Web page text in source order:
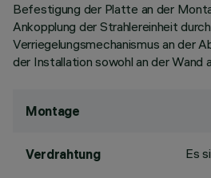
Befestigung der Platte an der
Ankopplung der Strahlereinheit durch
Verriegelungsmechanismus an der
der Installation sowohl an der Wand
Montage
Verdrahtung
Es